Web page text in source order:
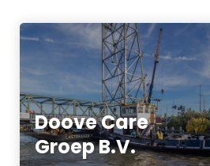
Doove Care
Groep B.V.